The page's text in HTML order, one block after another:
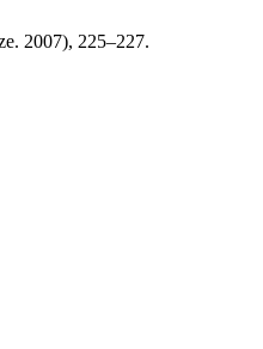
2007), 225–227.